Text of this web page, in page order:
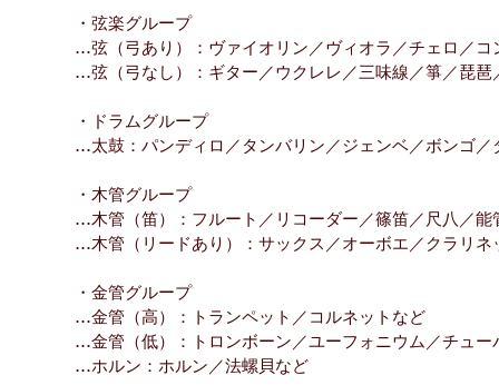
・弦楽グループ
…弦（弓あり）：ヴァイオリン／ヴィオラ／チェロ／
…弦（弓なし）：ギター／ウクレレ／三味線／箏／琵
・ドラムグループ
…太鼓：パンディロ／タンバリン／ジェンベ／ボンゴ
・木管グループ
…木管（笛）：フルート／リコーダー／篠笛／尺八／能
…木管（リードあり）：サックス／オーボエ／クラリ
・金管グループ
…金管（高）：トランペット／コルネットなど
…金管（低）：トロンボーン／ユーフォニウム／チュー
…ホルン：ホルン／法螺貝など